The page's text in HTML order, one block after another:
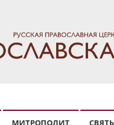
МИТРОПОЛИТ